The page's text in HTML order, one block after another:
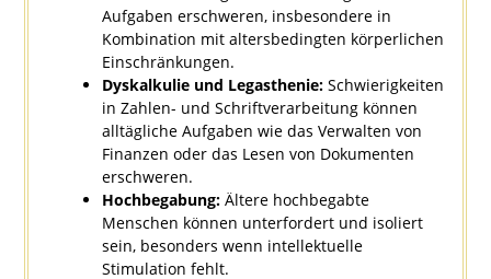
Aufgaben erschweren, insbesondere in
Kombination mit altersbedingten körperlichen
Einschränkungen.
Dyskalkulie und Legasthenie:Schwierigkeiten
in Zahlen- und Schriftverarbeitung können
alltägliche Aufgaben wie das Verwalten von
Finanzen oder das Lesen von Dokumenten
erschweren.
Hochbegabung:Ältere hochbegabte
Menschen können unterfordert und isoliert
sein, besonders wenn intellektuelle
Stimulation fehlt.